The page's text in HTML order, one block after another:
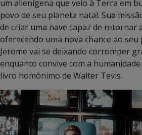
um alienígena que veio à Terra em
povo de seu planeta natal. Sua
de criar uma nave capaz de retornar
oferecendo uma nova chance ao
Jerome vai se deixando corromper
enquanto convive com a
livro homônimo de Walter Tevis.